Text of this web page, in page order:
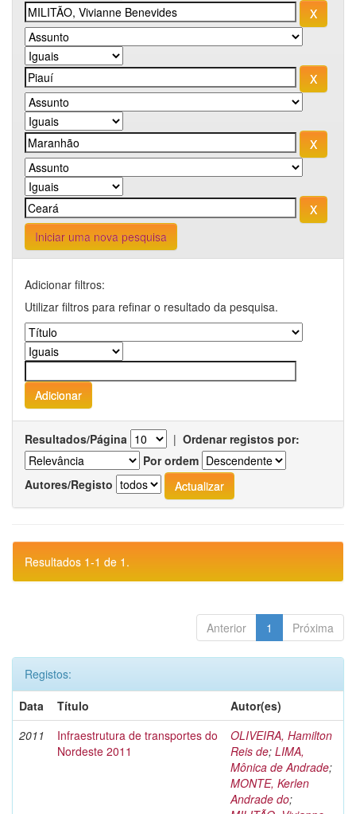
Iniciar uma nova pesquisa
Adicionar filtros:
Utilizar filtros para refinar o resultado da pesquisa.
Resultados/Página | Ordenar registos por:
Por ordem
Autores/Registo
Resultados 1-1 de 1.
Anterior 1 Próxima
Registos:
Data
Título
Autor(es)
2011
Infraestrutura de transportes do
Nordeste 2011
OLIVEIRA, Hamilton
Reis de; LIMA,
Mônica de Andrade;
MONTE, Kerlen
Andrade do;